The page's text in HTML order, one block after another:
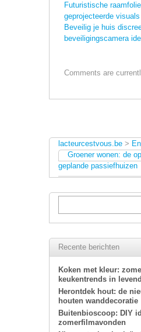
Futuristische
geprojecteerde visuals
Beveilig je huis
beveiligingscamera
Comments are
lacteurcestvous.be >
Groener wonen: de
geplande passiefhuizen
Recente berichten
Koken met kleur:
keukentrends in
Herontdek hout: de
houten wanddecoratie
Buitenbioscoop: DIY
zomerfilmavonden